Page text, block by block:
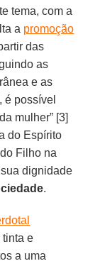
tema, com a
a promoção
das
as
e as
, é possível
mulher” [3]
do Espírito
Filho na
dignidade
.
tinta e
a uma